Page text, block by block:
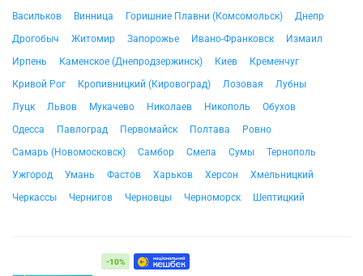
Васильков
Винница Горишние Плавни (Комсомольск)
Днепр
Дрогобыч
Житомир Запорожье Ивано-Франковск
Измаил
Ирпень
Каменское (Днепродзержинск) Киев
Кременчуг
Кривой Рог
Кропивницкий (Кировоград) Лозовая
Лубны
Луцк
Львов Мукачево Николаев Никополь
Обухов
Одесса
Павлоград Первомайск Полтава
Ровно
Самарь (Новомосковск)
Самбор Смела Сумы
Тернополь
Ужгород
Умань Фастов Харьков Херсон
Хмельницкий
Черкассы
Чернигов Черновцы Черноморск Шептицкий
-10%